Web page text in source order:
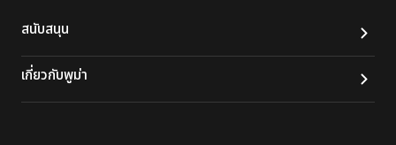
สนับสนุน
เกี่ยวกับพูม่า